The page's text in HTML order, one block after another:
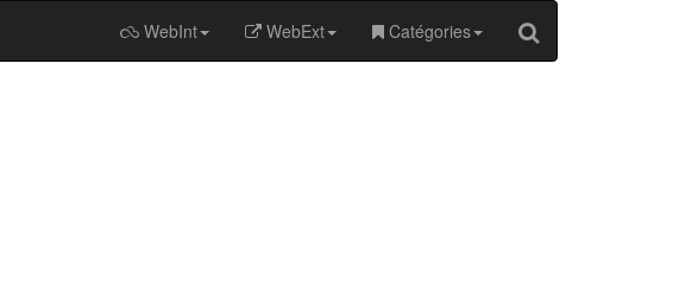
WebInt WebExt Catégories